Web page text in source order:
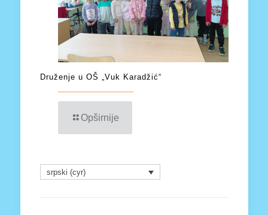
Druženje u OŠ „Vuk Karadžić“
Opširnije
srpski (cyr)